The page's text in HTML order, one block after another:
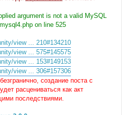
argument is not a valid MySQL
on line 525
view ... 210#134210
view ... 575#145575
view ... 153#149153
view ... 306#157306
создание поста с
расцениваться как акт
последствиями.